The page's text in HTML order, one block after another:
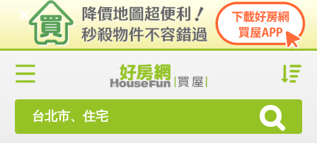
台北市、住宅